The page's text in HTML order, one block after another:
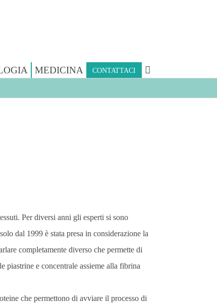
MEDICINA CONTATTACI
Per diversi anni gli esperti si sono
dal 1999 è stata presa in considerazione la
completamente diverso che permette di
piastrine e concentrale assieme alla fibrina
che permettono di avviare il processo di